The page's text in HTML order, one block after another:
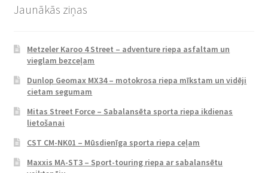
Jaunākās ziņas
Metzeler Karoo 4 Street – adventure riepa asfaltam un
vieglam bezceļam
Dunlop Geomax MX34 – motokrosa riepa mīkstam un vidēji
cietam segumam
Mitas Street Force – Sabalansēta sporta riepa ikdienas
lietošanai
CST CM-NK01 – Mūsdienīga sporta riepa ceļam
Maxxis MA-ST3 – Sport-touring riepa ar sabalansētu